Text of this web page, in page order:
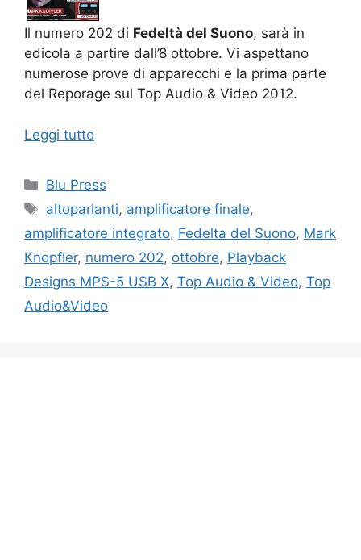
Il numero 202 di Fedeltà del Suono, sarà in
edicola a partire dall’8 ottobre. Vi aspettano
numerose prove di apparecchi e la prima parte
del Reporage sul Top Audio & Video 2012.
Leggi tutto
Categorie
Blu Press
Tag
altoparlanti, amplificatore finale,
amplificatore integrato, Fedelta del Suono, Mark
Knopfler, numero 202, ottobre, Playback
Designs MPS-5 USB X, Top Audio & Video, Top
Audio&Video